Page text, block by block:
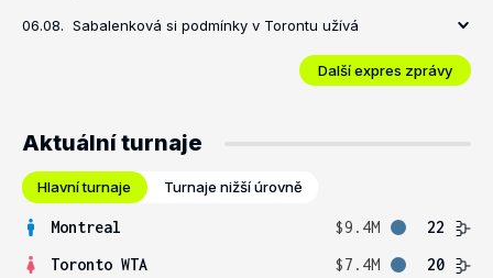
06.08. Sabalenková si podmínky v Torontu užívá
Další expres zprávy
Aktuální turnaje
Hlavní turnaje Turnaje nižší úrovně
Montreal $9.4M
22
Toronto WTA
$7.4M 20